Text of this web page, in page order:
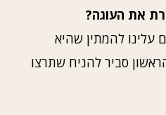
את העוגה?
עלינו להמתין שהיא
סביר להניח שתרצו